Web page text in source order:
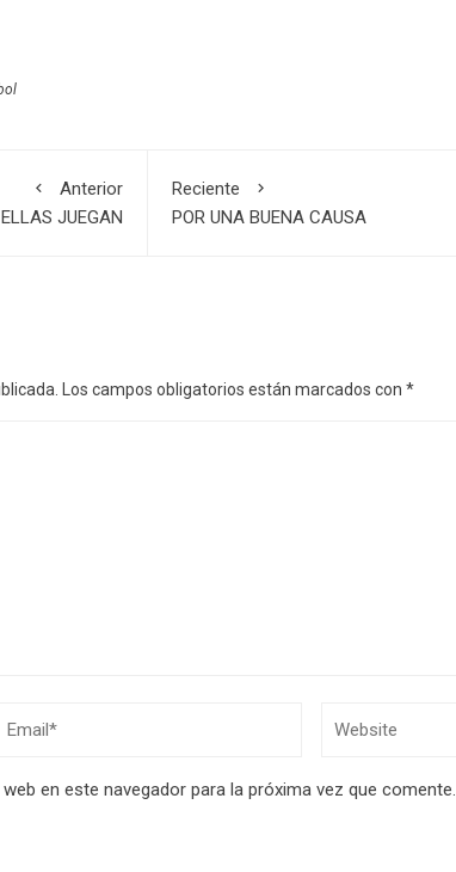
Anterior
ELLAS JUEGAN
Reciente
POR UNA BUENA CAUSA
Los campos obligatorios están marcados con *
en este navegador para la próxima vez que comente.